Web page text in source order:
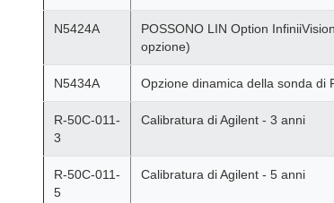
N5424A
POSSONO LIN Option
opzione)
N5434A Opzione dinamica della sonda di
R-50C-011-
3
Calibratura di Agilent - 3 anni
R-50C-011-
5
Calibratura di Agilent - 5 anni